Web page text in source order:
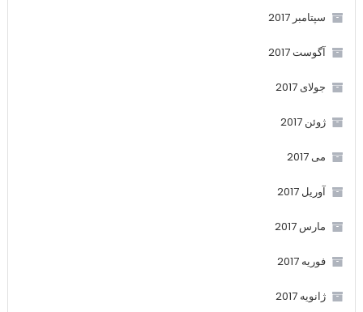
سپتامبر 2017
آگوست 2017
جولای 2017
ژوئن 2017
می 2017
آوریل 2017
مارس 2017
فوریه 2017
ژانویه 2017